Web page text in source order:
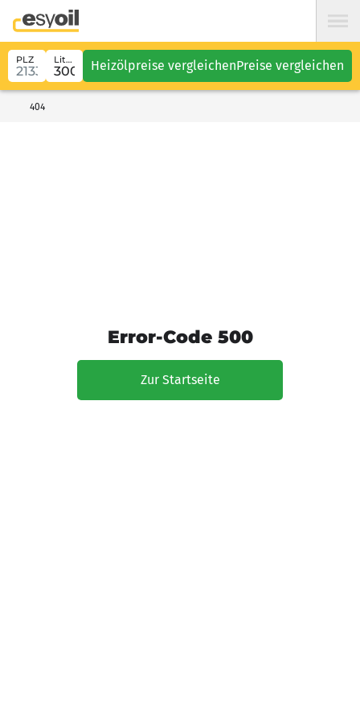
PLZ Liter Heizölpreise vergleichenPreise vergleichen
404
Error-Code 500
Zur Startseite